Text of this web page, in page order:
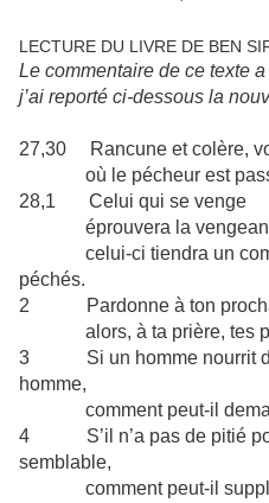
LECTURE DU LIVRE DE BEN
Le commentaire de ce texte
j’ai reporté ci-dessous la
27,30 Rancune et colère,
où le pécheur est
28,1 Celui qui se venge
éprouvera la
celui-ci tiendra un
péchés.
2 Pardonne à ton
alors, à ta prière, tes
3 Si un homme nourrit de
homme,
comment peut-il
4 S’il n’a pas de pitié
semblable,
comment peut-il